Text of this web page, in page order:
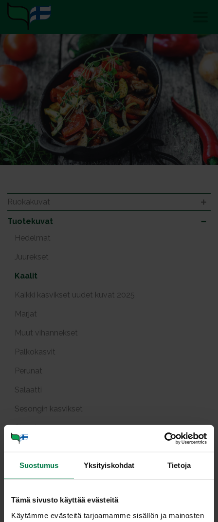
Suostumus Yksityiskohdat Tietoja
Tämä sivusto käyttää evästeitä
Käytämme evästeitä tarjoamamme sisällön ja mainosten
Ruokakuvat
Tuotekuvat
Hedelmät
Juurekset
Kaalit
Kaikki kasvikset uudet kuvat 2025
Marjat
Muut vihannekset
Palkokasvit
Perunat
Salaatti
Sesongin kasvikset
Sienet
Sipulit
Vihanneshedelmät
Viljely ja tuotanto